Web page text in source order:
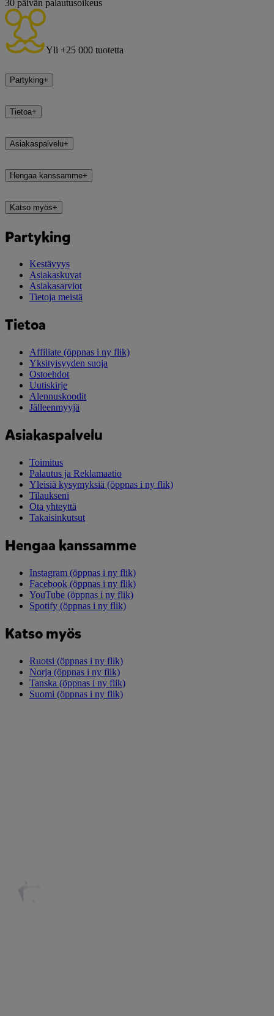
30 päivän palautusoikeus
Yli +25 000 tuotetta
Partyking+
Tietoa+
Asiakaspalvelu+
Hengaa kanssamme+
Katso myös+
Partyking
Kestävyys
Asiakaskuvat
Asiakasarviot
Tietoja meistä
Tietoa
Affiliate (öppnas i ny flik)
Yksityisyyden suoja
Ostoehdot
Uutiskirje
Alennuskoodit
Jälleenmyyjä
Asiakaspalvelu
Toimitus
Palautus ja Reklamaatio
Yleisiä kysymyksiä (öppnas i ny flik)
Tilaukseni
Ota yhteyttä
Takaisinkutsut
Hengaa kanssamme
Instagram (öppnas i ny flik)
Facebook (öppnas i ny flik)
YouTube (öppnas i ny flik)
Spotify (öppnas i ny flik)
Katso myös
Ruotsi (öppnas i ny flik)
Norja (öppnas i ny flik)
Tanska (öppnas i ny flik)
Suomi (öppnas i ny flik)